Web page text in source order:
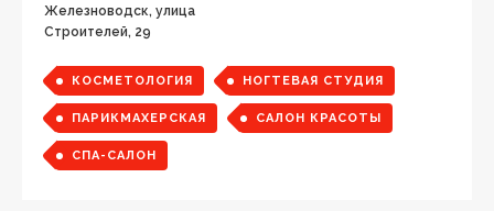
Железноводск, улица
Строителей, 29
КОСМЕТОЛОГИЯ НОГТЕВАЯ СТУДИЯ
ПАРИКМАХЕРСКАЯ САЛОН КРАСОТЫ
СПА-САЛОН